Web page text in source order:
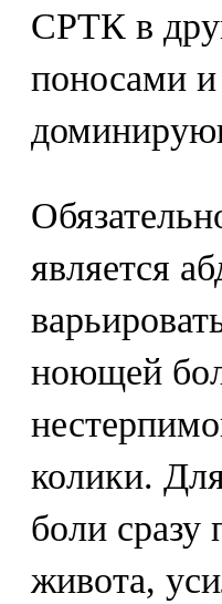
СРТК в
поносами и
является
ноющей
колики.
боли сразу
живота,